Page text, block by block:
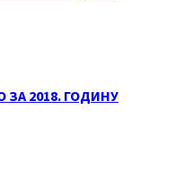
2018. ГОДИНУ